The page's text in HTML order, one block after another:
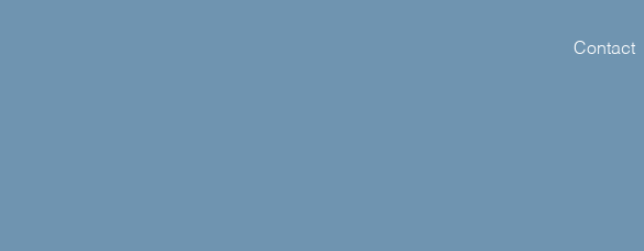
Contact